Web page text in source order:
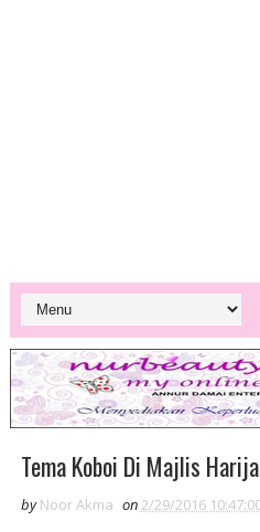
Tema Koboi Di Majlis
by Noor Akma on2/29/2016